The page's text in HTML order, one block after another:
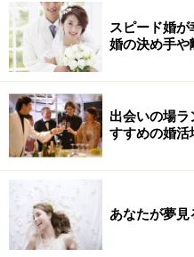
スピード婚
婚の決め手や
出会いの場
すすめの婚活
あなたが夢見